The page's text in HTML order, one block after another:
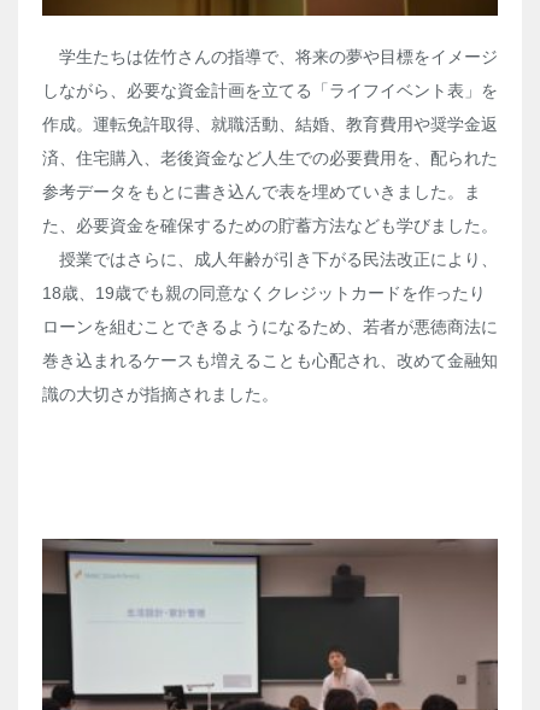
学生たちは佐竹さんの指導で、将来の夢や目標をイメージ
しながら、必要な資金計画を立てる「ライフイベント表」を
作成。運転免許取得、就職活動、結婚、教育費用や奨学金返
済、住宅購入、老後資金など人生での必要費用を、配られた
参考データをもとに書き込んで表を埋めていきました。ま
た、必要資金を確保するための貯蓄方法なども学びました。
授業ではさらに、成人年齢が引き下がる民法改正により、
18歳、19歳でも親の同意なくクレジットカードを作ったり
ローンを組むことできるようになるため、若者が悪徳商法に
巻き込まれるケースも増えることも心配され、改めて金融知
識の大切さが指摘されました。